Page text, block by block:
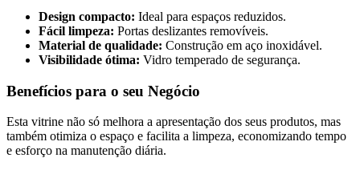
Design compacto: Ideal para espaços reduzidos.
Fácil limpeza: Portas deslizantes removíveis.
Material de qualidade: Construção em aço inoxidável.
Visibilidade ótima: Vidro temperado de segurança.
Benefícios para o seu Negócio
Esta vitrine não só melhora a apresentação dos seus produtos, mas
também otimiza o espaço e facilita a limpeza, economizando tempo
e esforço na manutenção diária.